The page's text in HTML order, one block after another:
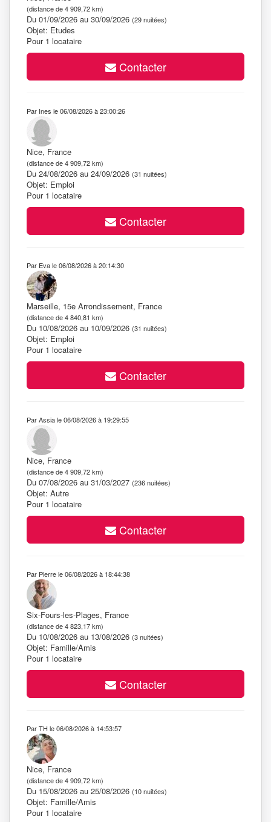
(distance de 4 909,72 km)
Du 01/09/2026 au 30/09/2026 (29 nuitées)
Objet: Etudes
Pour 1 locataire
Contacter
Par Ines le 06/08/2026 à 23:00:26
Nice, France
(distance de 4 909,72 km)
Du 24/08/2026 au 24/09/2026 (31 nuitées)
Objet: Emploi
Pour 1 locataire
Contacter
Par Eva le 06/08/2026 à 20:14:30
Marseille, 15e Arrondissement, France
(distance de 4 840,81 km)
Du 10/08/2026 au 10/09/2026 (31 nuitées)
Objet: Emploi
Pour 1 locataire
Contacter
Par Assia le 06/08/2026 à 19:29:55
Nice, France
(distance de 4 909,72 km)
Du 07/08/2026 au 31/03/2027 (236 nuitées)
Objet: Autre
Pour 1 locataire
Contacter
Par Pierre le 06/08/2026 à 18:44:38
Six-Fours-les-Plages, France
(distance de 4 823,17 km)
Du 10/08/2026 au 13/08/2026 (3 nuitées)
Objet: Famille/Amis
Pour 1 locataire
Contacter
Par TH le 06/08/2026 à 14:53:57
Nice, France
(distance de 4 909,72 km)
Du 15/08/2026 au 25/08/2026 (10 nuitées)
Objet: Famille/Amis
Pour 1 locataire